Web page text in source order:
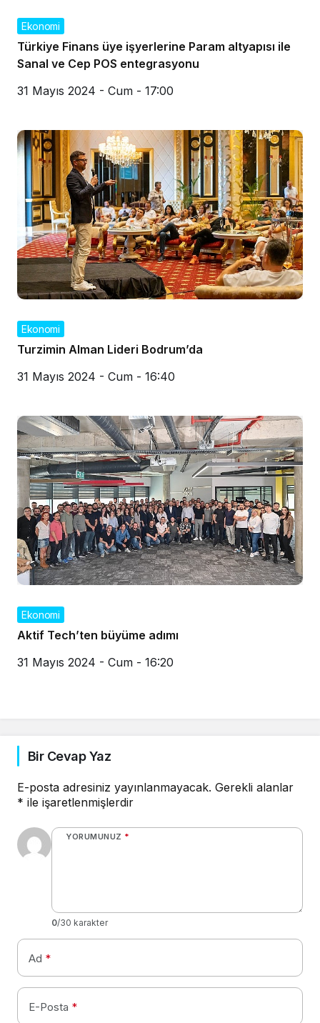
Ekonomi
Türkiye Finans üye işyerlerine Param altyapısı ile
Sanal ve Cep POS entegrasyonu
31 Mayıs 2024 - Cum - 17:00
Ekonomi
Turzimin Alman Lideri Bodrum’da
31 Mayıs 2024 - Cum - 16:40
Ekonomi
Aktif Tech’ten büyüme adımı
31 Mayıs 2024 - Cum - 16:20
Bir Cevap Yaz
E-posta adresiniz yayınlanmayacak. Gerekli alanlar
* ile işaretlenmişlerdir
YORUMUNUZ *
0/30 karakter
Ad *
E-Posta *